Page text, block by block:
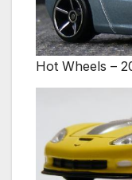
Hot Wheels –